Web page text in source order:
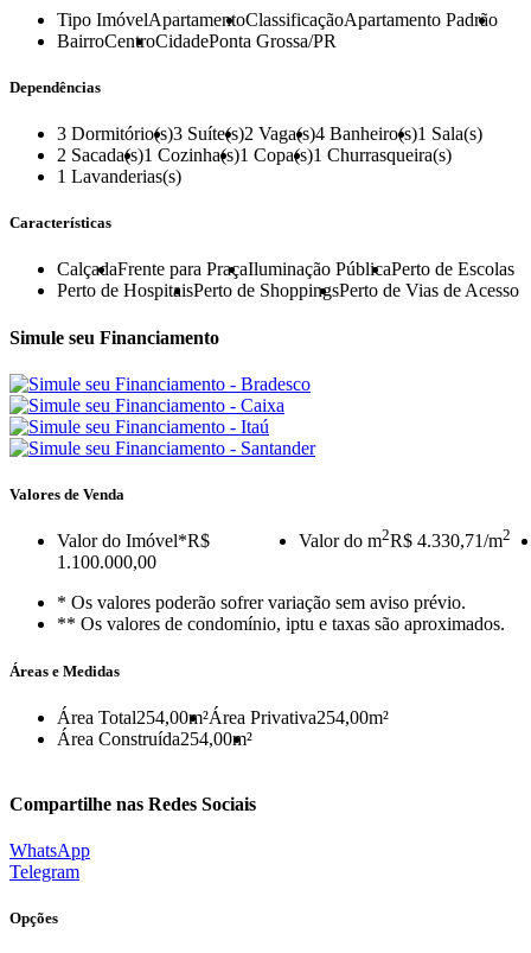
Tipo ImóvelApartamentoClassificaçãoApartamento Padrão
BairroCentroCidadePonta Grossa/PR
Dependências
3 Dormitório(s)3 Suíte(s)2 Vaga(s)4 Banheiro(s)1 Sala(s)
2 Sacada(s)1 Cozinha(s)1 Copa(s)1 Churrasqueira(s)
1 Lavanderias(s)
Características
CalçadaFrente para PraçaIluminação PúblicaPerto de Escolas
Perto de HospitaisPerto de ShoppingsPerto de Vias de Acesso
Simule seu Financiamento
Valores de Venda
Valor do Imóvel*R$
1.100.000,00
Valor do m2R$ 4.330,71/m2
* Os valores poderão sofrer variação sem aviso prévio.
** Os valores de condomínio, iptu e taxas são aproximados.
Áreas e Medidas
Área Total254,00m²Área Privativa254,00m²
Área Construída254,00m²
Compartilhe nas Redes Sociais
WhatsApp
Telegram
Opções